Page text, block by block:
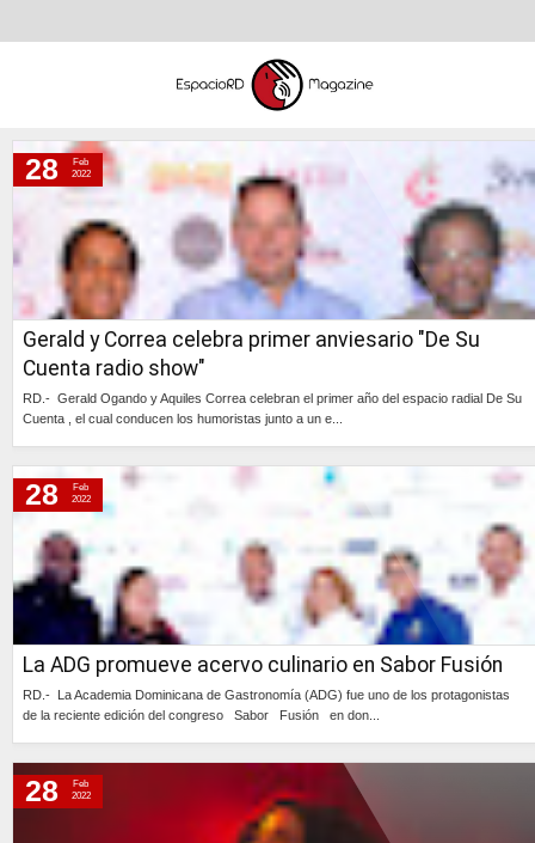
lunes, 28 de febrero de 2022
Gerald y Correa celebra primer anviesario "De Su
Cuenta radio show"
RD.- Gerald Ogando y Aquiles Correa celebran el primer año del espacio radial De Su
Cuenta , el cual conducen los humoristas junto a un e...
28
Feb
2022
La ADG promueve acervo culinario en Sabor Fusión
RD.- La Academia Dominicana de Gastronomía (ADG) fue uno de los protagonistas
de la reciente edición del congreso Sabor Fusión en don...
28
Feb
2022
28
Feb
2022
jueves, 24 de febrero de 2022